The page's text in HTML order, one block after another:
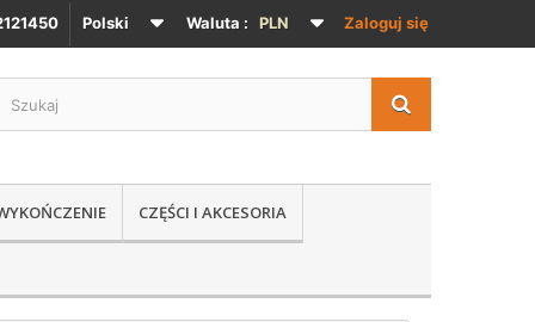
Zaloguj się
Waluta : PLN
Polski
CZĘŚCI I AKCESORIA